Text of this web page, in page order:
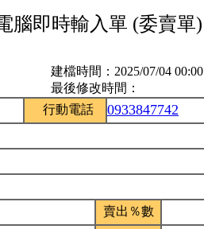
腦即時輸入單 (委賣單)
建檔時間： 2025/07/04 00:00
最後修改時間：
行動電話 0933847742
賣出％數